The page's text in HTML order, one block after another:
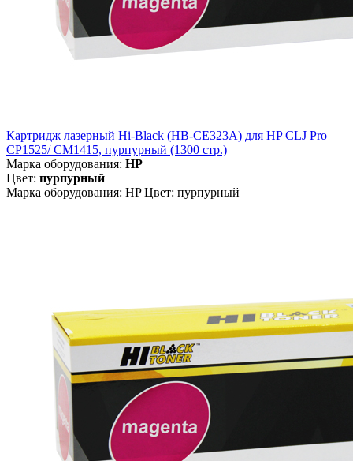
Картридж лазерный Hi-Black (HB-CE323A) для HP CLJ Pro
CP1525/ CM1415, пурпурный (1300 стр.)
Марка оборудования: HP
Цвет: пурпурный
Марка оборудования: HP Цвет: пурпурный